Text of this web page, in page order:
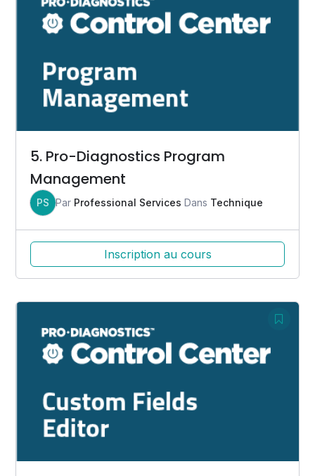
5. Pro-Diagnostics Program
Management
PS Par Professional Services Dans Technique
Inscription au cours